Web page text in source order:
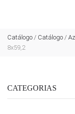
Catálogo / Catálogo /
8x59,2
CATEGORIAS